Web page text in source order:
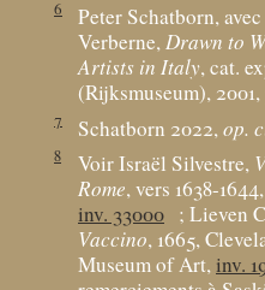
6
Peter Schatborn,
Verberne,Drawn to
Artists in Italy, cat.
(Rijksmuseum), 2001,
7 Schatborn 2022,op.
8 Voir Israël Silvestre,
Rome, vers 1638-
inv. 33000 ; Lieven
Vaccino, 1665,
Museum of Art,inv.